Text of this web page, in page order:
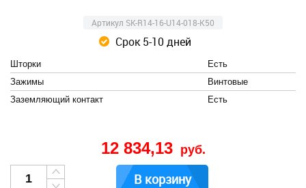
Артикул SK-R14-16-U14-018-K50
Срок 5-10 дней
Шторки
Есть
Зажимы
Винтовые
Заземляющий контакт
Есть
12 834,13 руб.
В корзину